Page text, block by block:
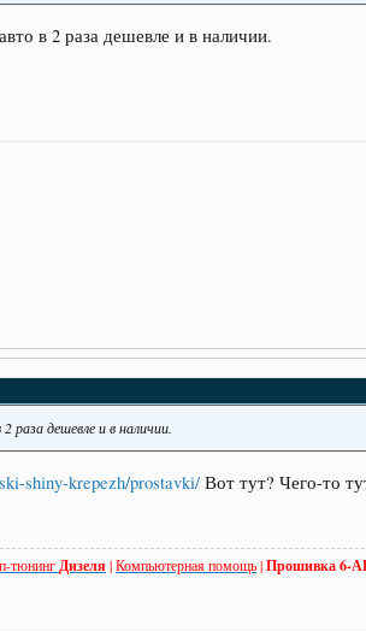
в 2 раза дешевле и в наличии.
раза дешевле и в наличии.
shiny-krepezh/prostavki/ Вот тут? Чего-то
тюнингДизеля |Компьютерная помощь|Прошивка 6-